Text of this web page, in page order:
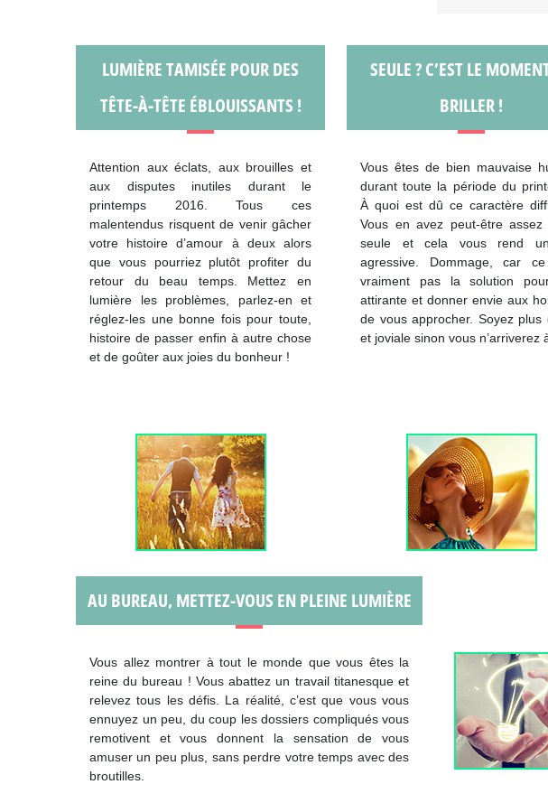
LUMIÈRE TAMISÉE POUR DES
TÊTE-À-TÊTE ÉBLOUISSANTS !
Attention aux éclats, aux brouilles et
aux disputes inutiles durant le
printemps 2016. Tous ces
malentendus risquent de venir gâcher
votre histoire d’amour à deux alors
que vous pourriez plutôt profiter du
retour du beau temps. Mettez en
lumière les problèmes, parlez-en et
réglez-les une bonne fois pour toute,
histoire de passer enfin à autre chose
et de goûter aux joies du bonheur !
SEULE ? C’EST LE
BRILLER !
Vous êtes de bien mauvaise
durant toute la période du
À quoi est dû ce caractère
Vous en avez peut-être assez
seule et cela vous rend
agressive. Dommage, car ce
vraiment pas la solution
attirante et donner envie aux
de vous approcher. Soyez plus
et joviale sinon vous n’arriverez
AU BUREAU, METTEZ-VOUS EN PLEINE LUMIÈRE
Vous allez montrer à tout le monde que vous êtes la
reine du bureau ! Vous abattez un travail titanesque et
relevez tous les défis. La réalité, c’est que vous vous
ennuyez un peu, du coup les dossiers compliqués vous
remotivent et vous donnent la sensation de vous
amuser un peu plus, sans perdre votre temps avec des
broutilles.